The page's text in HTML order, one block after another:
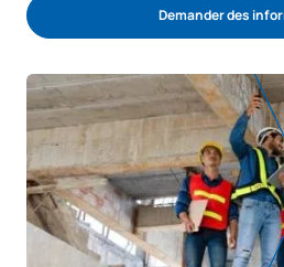
Demander des